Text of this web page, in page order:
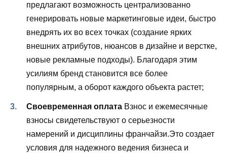
предлагают возможность централизованно
генерировать новые маркетинговые идеи, быстро
внедрять их во всех точках (создание ярких
внешних атрибутов, нюансов в дизайне и верстке,
новые рекламные подходы). Благодаря этим
усилиям бренд становится все более
популярным, а оборот каждого объекта растет;
Своевременная оплата Взнос и ежемесячные
взносы свидетельствуют о серьезности
намерений и дисциплины франчайзи.Это создает
условия для надежного ведения бизнеса и